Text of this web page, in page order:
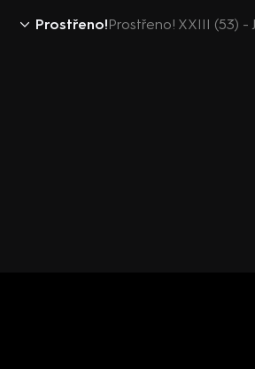
Prostřeno!Prostřeno! XXIII (53) -